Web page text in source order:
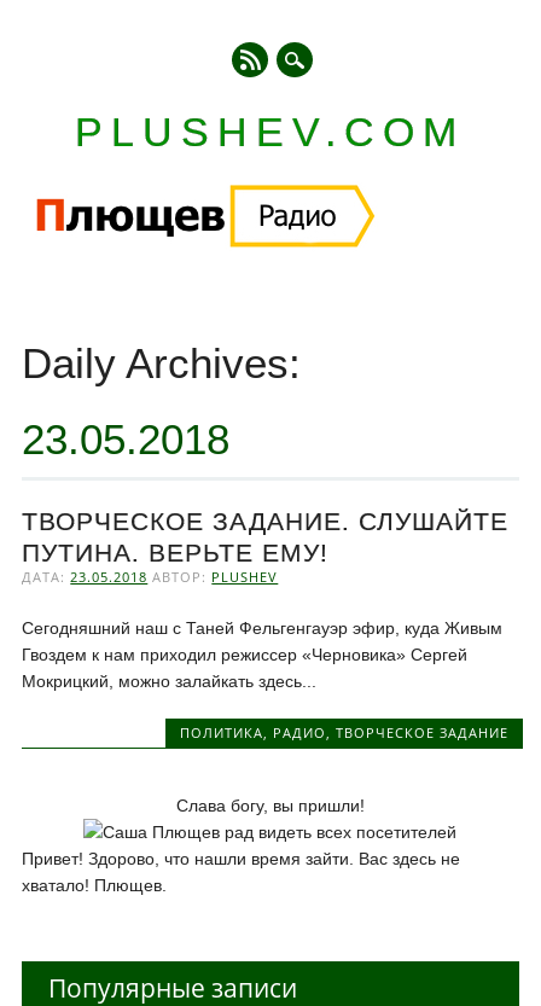
PLUSHEV.COM
content
Daily Archives:
23.05.2018
ТВОРЧЕСКОЕ ЗАДАНИЕ. СЛУШАЙТЕ
ПУТИНА. ВЕРЬТЕ ЕМУ!
ДАТА:23.05.2018 АВТОР: PLUSHEV
Сегодняшний наш с Таней Фельгенгауэр эфир, куда Живым
Гвоздем к нам приходил режиссер «Черновика» Сергей
Мокрицкий, можно залайкать здесь...
ПОЛИТИКА, РАДИО, ТВОРЧЕСКОЕ ЗАДАНИЕ
Слава богу, вы пришли!
Привет! Здорово, что нашли время зайти. Вас здесь не
хватало! Плющев.
Популярные записи